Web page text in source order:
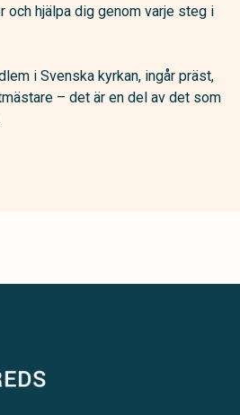
och hjälpa dig genom varje steg i
i Svenska kyrkan, ingår präst,
– det är en del av det som